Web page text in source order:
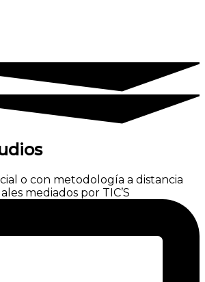
o con metodología a distancia
mediados por TIC’S